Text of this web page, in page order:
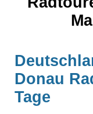
Donau
Tage